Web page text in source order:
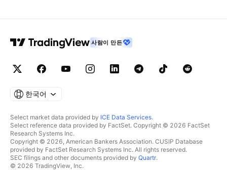
사람이 만든
한국어
Select market data provided by ICE Data Services.
Select reference data provided by FactSet. Copyright © 2026 FactSet
Research Systems Inc.
Copyright © 2026, American Bankers Association. CUSIP Database
provided by FactSet Research Systems Inc. All rights reserved.
SEC filings and other documents provided by Quartr.
© 2026 TradingView, Inc.